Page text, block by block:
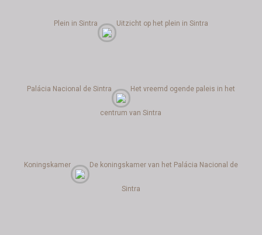
Plein in Sintra Uitzicht op het plein in Sintra
Palácia Nacional de Sintra Het vreemd ogende paleis in het
centrum van Sintra
Koningskamer De koningskamer van het Palácia Nacional de
Sintra